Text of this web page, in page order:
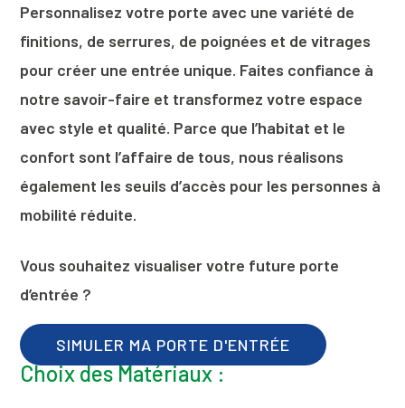
Personnalisez votre porte avec une variété de
finitions, de serrures, de poignées et de vitrages
pour créer une entrée unique. Faites confiance à
notre savoir-faire et transformez votre espace
avec style et qualité. Parce que l’habitat et le
confort sont l’affaire de tous, nous réalisons
également les seuils d’accès pour les personnes à
mobilité réduite.
Vous souhaitez visualiser votre future porte
d’entrée ?
SIMULER MA PORTE D'ENTRÉE
Choix des Matériaux :